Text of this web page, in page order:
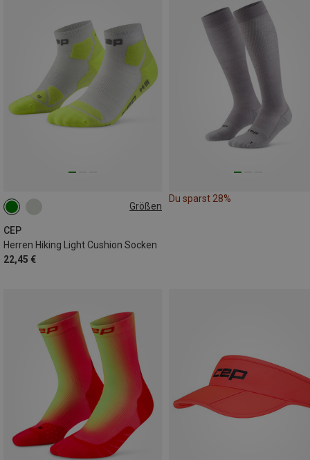
Größen
CEP
Herren Hiking Light Cushion Socken
22,45 €
39|40|41|42
45|46|47|48|49
Du sparst 28%